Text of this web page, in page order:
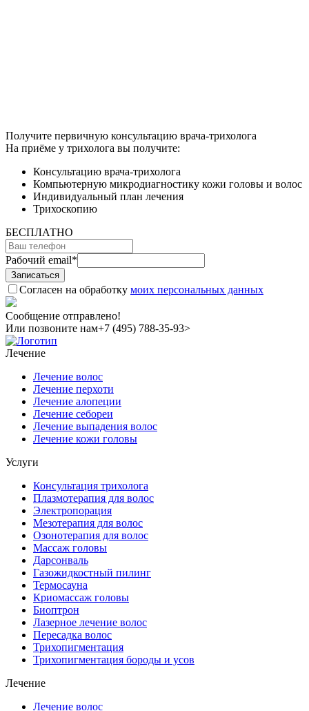
Получите первичную консультацию врача-трихолога
На приёме у трихолога вы получите:
Консультацию врача-трихолога
Компьютерную микродиагностику кожи головы и волос
Индивидуальный план лечения
Трихоскопию
БЕСПЛАТНО
Рабочий email*
Согласен на обработку моих персональных данных
Сообщение отправлено!
Или позвоните нам+7 (495) 788-35-93>
Лечение
Лечение волос
Лечение перхоти
Лечение алопеции
Лечение себореи
Лечение выпадения волос
Лечение кожи головы
Услуги
Консультация трихолога
Плазмотерапия для волос
Электропорация
Мезотерапия для волос
Озонотерапия для волос
Массаж головы
Дарсонваль
Газожидкостный пилинг
Термосауна
Криомассаж головы
Биоптрон
Лазерное лечение волос
Пересадка волос
Трихопигментация
Трихопигментация бороды и усов
Лечение
Лечение волос